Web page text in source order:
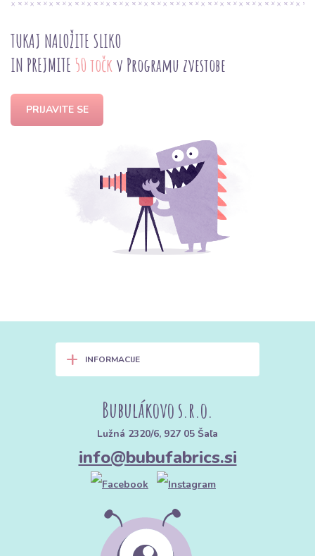
TUKAJ NALOŽITE SLIKO
IN PREJMITE 50 točk v Programu zvestobe
PRIJAVITE SE
+ INFORMACIJE
Bubulákovo s.r.o.
Lužná 2320/6, 927 05 Šaľa
info@bubufabrics.si